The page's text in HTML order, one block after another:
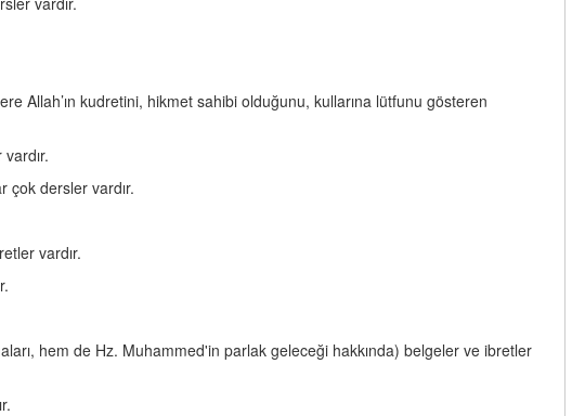
Allah’ın kudretini, hikmet sahibi olduğunu, kullarına lütfunu gösteren
çok dersler vardır.
vardır.
hem de Hz. Muhammed'in parlak geleceği hakkında) belgeler ve ibretler